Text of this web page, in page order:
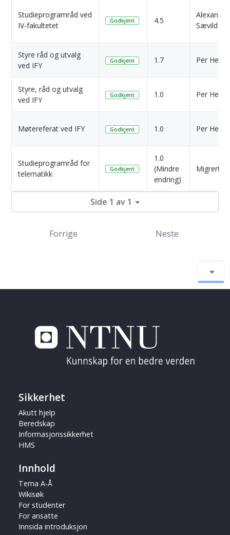
Studieprogramråd ved
IV-fakultetet
Godkjent 4.5
Alexander
Sævild
Styre råd og utvalg
ved IFY
Godkjent 1.7 Per
Styre, råd og utvalg
ved IFY
Godkjent 1.0 Per
Møtereferat ved IFY Godkjent 1.0 Per
Studieprogramråd for
telematikk
Godkjent
1.0
(Mindre
endring)
Migrert
Side 1 av 1
Forrige Neste
Sikkerhet
Akutt hjelp
Beredskap
Informasjonssikkerhet
HMS
Innhold
Tema A-Å
Wikisøk
For studenter
For ansatte
Innsida introduksjon